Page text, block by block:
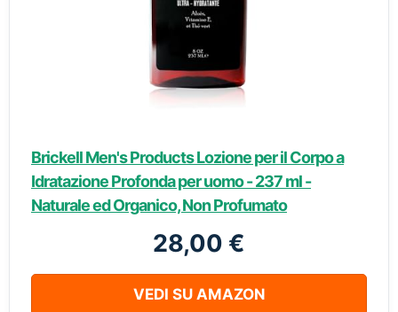
Brickell Men's Products Lozione per il Corpo a
Idratazione Profonda per uomo - 237 ml -
Naturale ed Organico, Non Profumato
28,00 €
VEDI SU AMAZON